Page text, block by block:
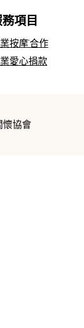
項目
按摩˙合作
愛心捐款
協會